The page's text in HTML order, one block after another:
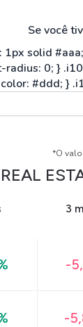
Se você
*O
3
-
-